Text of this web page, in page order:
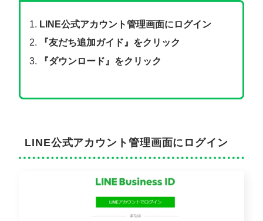
LINE公式アカウント管理画面にログイン
『友だち追加ガイド』をクリック
『ダウンロード』をクリック
LINE公式アカウント管理画面にログイン